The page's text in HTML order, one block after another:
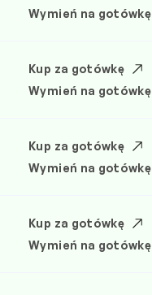
Wymień na gotówkę
Kup za gotówkę
Wymień na gotówkę
Kup za gotówkę
Wymień na gotówkę
Kup za gotówkę
Wymień na gotówkę